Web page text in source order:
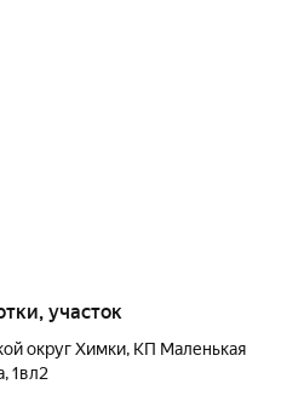
участок
округ Химки, КП Маленькая
,1вл2